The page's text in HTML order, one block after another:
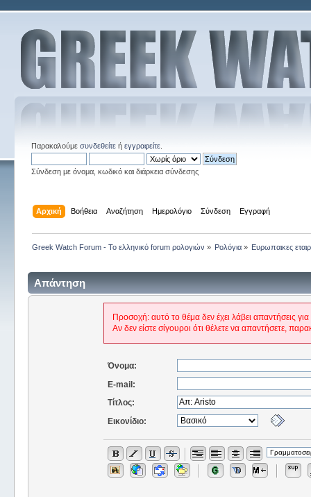
Παρακαλούμε συνδεθείτεή εγγραφείτε.
Σύνδεση με όνομα, κωδικό και διάρκεια σύνδεσης
Αρχική Βοήθεια Αναζήτηση Ημερολόγιο Σύνδεση Εγγραφή
Greek Watch Forum - Το ελληνικό forum ρολογιών » Ρολόγια » Ευρωπαικες
Απάντηση
Προσοχή: αυτό το θέμα δεν έχει λάβει απαντήσεις
Αν δεν είστε σίγουροι ότι θέλετε να απαντήσετε,
Όνομα:
E-mail:
Τίτλος:
Εικονίδιο: